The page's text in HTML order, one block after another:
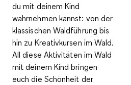
du mit deinem Kind
wahrnehmen kannst: von der
klassischen Waldführung bis
hin zu Kreativkursen im Wald.
All diese Aktivitäten im Wald
mit deinem Kind bringen
euch die Schönheit der